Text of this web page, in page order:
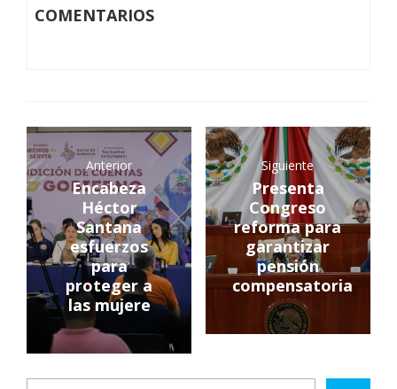
COMENTARIOS
Anterior
Encabeza
Héctor
Santana
esfuerzos
para
proteger a
las mujere
Siguiente
Presenta
Congreso
reforma para
garantizar
pensión
compensatoria